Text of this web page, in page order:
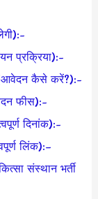
प्रक्रिया):-
कैसे करें?):-
फीस):-
दिनांक):-
लिंक):–
संस्थान भर्ती